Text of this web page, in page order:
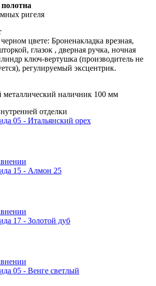
ригеля
цвете: Броненакладка врезная,
глазок , дверная ручка, ночная
ключ-вертушка (производитель не
регулируемый эксцентрик.
металлический наличник 100 мм
отделки
05 - Итальянский орех
15 - Алмон 25
17 - Золотой дуб
05 - Венге светлый